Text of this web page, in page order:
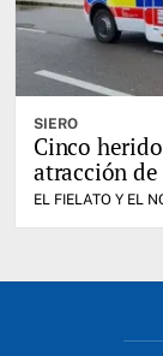
SIERO
Cinco
atracción
EL FIELATO Y EL